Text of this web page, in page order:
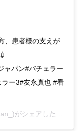
、患者様の支えが
ャパン#バチェラー
ー3#友永真也 #看
がシェアした投稿 –